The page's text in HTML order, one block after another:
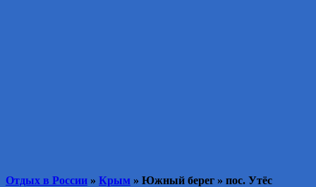
Отдых в России » Крым » Южный берег » пос. Утёс